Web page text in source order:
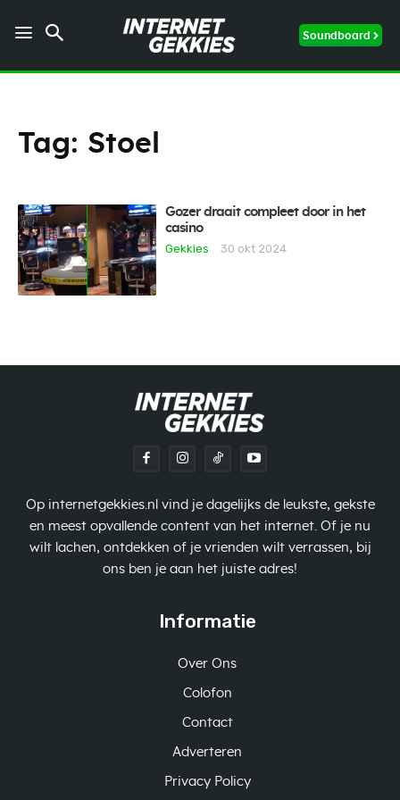
Soundboard
Tag: Stoel
Gozer draait compleet door in het
casino
Gekkies
30 okt 2024
Op internetgekkies.nl vind je dagelijks de leukste, gekste
en meest opvallende content van het internet. Of je nu
wilt lachen, ontdekken of je vrienden wilt verrassen, bij
ons ben je aan het juiste adres!
Informatie
Over Ons
Colofon
Contact
Adverteren
Privacy Policy